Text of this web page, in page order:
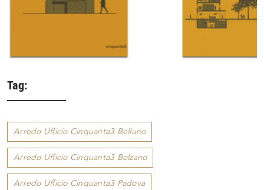
Tag:
Arredo Ufficio Cinquanta3 Belluno
Arredo Ufficio Cinquanta3 Bolzano
Arredo Ufficio Cinquanta3 Padova